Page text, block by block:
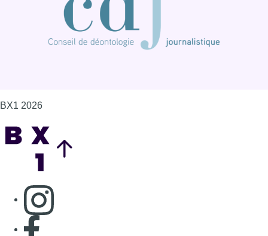
BX1 2026
Consulter page Instagram
Consulter page Facebook